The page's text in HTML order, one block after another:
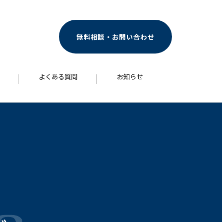
無料相談・お問い合わせ
よくある質問 お知らせ